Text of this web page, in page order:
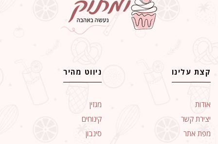
קצת עלינו
אודות
יצירת קשר
מפת אתר
ניווט מהיר
מגזין
קינוחים
סינבון